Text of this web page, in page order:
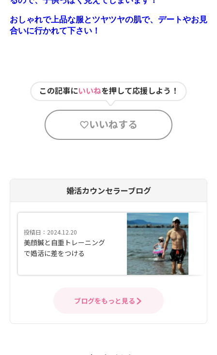
おしゃれで上品な服とツヤツヤの肌で、デートやお見
合いに行かれて下さい！
この記事にいいねを押して応援しよう！
いいねする
婚活カウンセラーブログ
投稿日：2024.12.20
美顔鍼と自重トレーニング
で婚活に差をつける
ブログをもっと見る